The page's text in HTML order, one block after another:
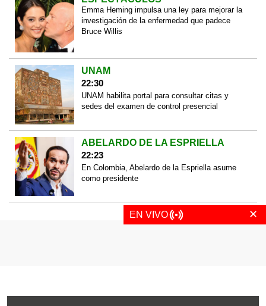
EN VIVO ✕
Emma Heming impulsa una ley para mejorar la
investigación de la enfermedad que padece
Bruce Willis
UNAM
22:30
UNAM habilita portal para consultar citas y
sedes del examen de control presencial
ABELARDO DE LA ESPRIELLA
22:23
En Colombia, Abelardo de la Espriella asume
como presidente